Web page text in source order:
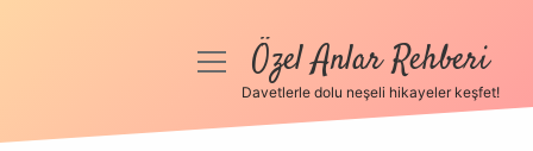
Anasayfa
menüyüÖzel Anlar Rehberi
Davetlerle dolu neşeli hikayeler keşfet!